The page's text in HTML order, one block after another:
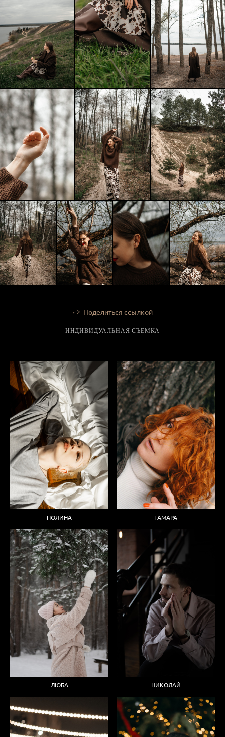
Поделиться ссылкой
ИНДИВИДУАЛЬНАЯ СЪЕМКА
ПОЛИНА ТАМАРА
ЛЮБА НИКОЛАЙ